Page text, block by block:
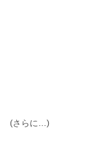
(さらに…)